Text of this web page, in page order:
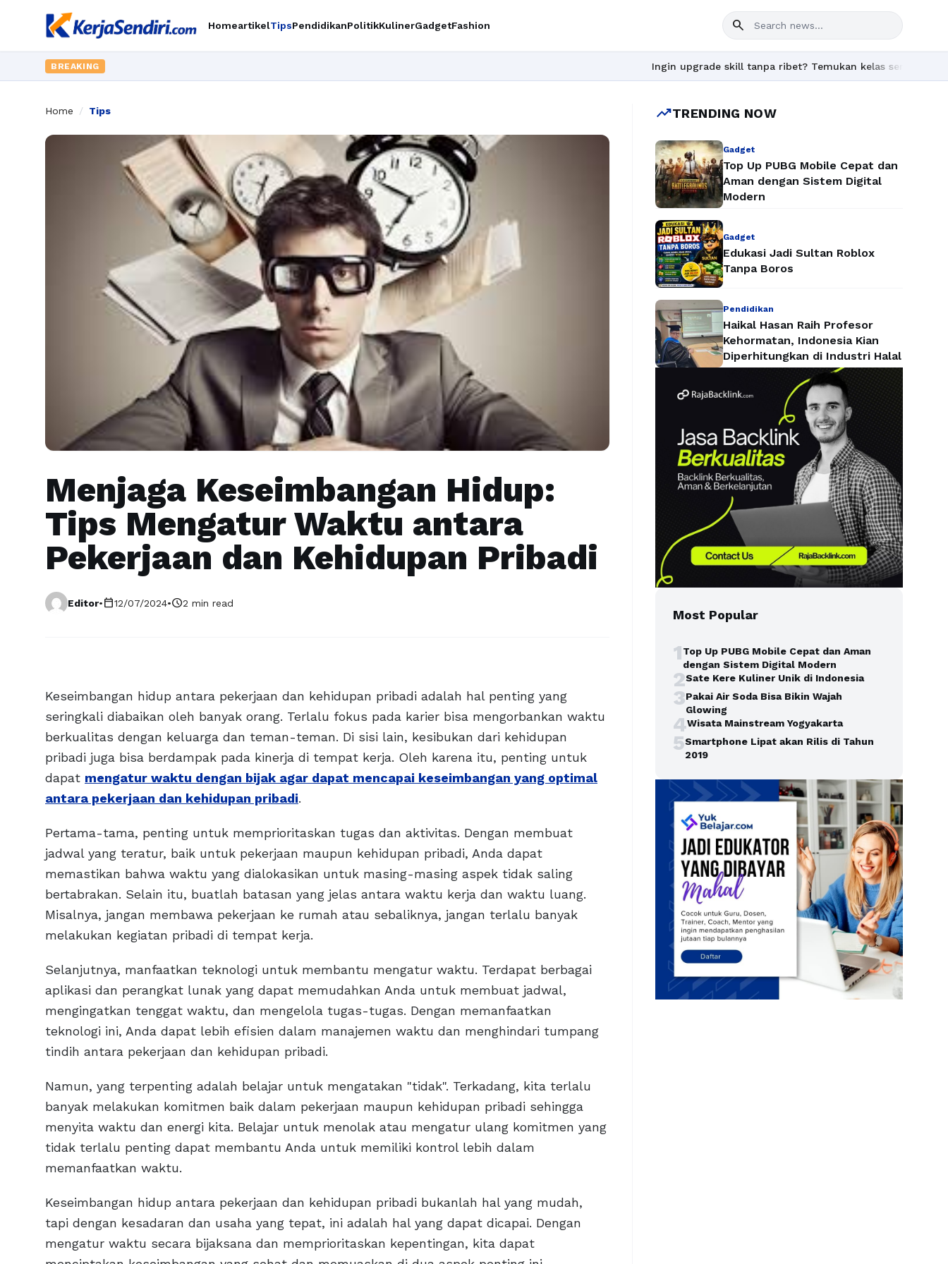
HomeartikelTipsPendidikanPolitikKulinerGadgetFashion search
BREAKING Ingin upgrade skill tanpa ribet? Temukan kelas seru dan materi
Home / Tips
Menjaga Keseimbangan Hidup:
Tips Mengatur Waktu antara
Pekerjaan dan Kehidupan Pribadi
Editor•calendar_today12/07/2024•schedule2 min read
Keseimbangan hidup antara pekerjaan dan kehidupan pribadi adalah hal penting yang
seringkali diabaikan oleh banyak orang. Terlalu fokus pada karier bisa mengorbankan waktu
berkualitas dengan keluarga dan teman-teman. Di sisi lain, kesibukan dari kehidupan
pribadi juga bisa berdampak pada kinerja di tempat kerja. Oleh karena itu, penting untuk
dapat mengatur waktu dengan bijak agar dapat mencapai keseimbangan yang optimal
antara pekerjaan dan kehidupan pribadi.
Pertama-tama, penting untuk memprioritaskan tugas dan aktivitas. Dengan membuat
jadwal yang teratur, baik untuk pekerjaan maupun kehidupan pribadi, Anda dapat
memastikan bahwa waktu yang dialokasikan untuk masing-masing aspek tidak saling
bertabrakan. Selain itu, buatlah batasan yang jelas antara waktu kerja dan waktu luang.
Misalnya, jangan membawa pekerjaan ke rumah atau sebaliknya, jangan terlalu banyak
melakukan kegiatan pribadi di tempat kerja.
Selanjutnya, manfaatkan teknologi untuk membantu mengatur waktu. Terdapat berbagai
aplikasi dan perangkat lunak yang dapat memudahkan Anda untuk membuat jadwal,
mengingatkan tenggat waktu, dan mengelola tugas-tugas. Dengan memanfaatkan
teknologi ini, Anda dapat lebih efisien dalam manajemen waktu dan menghindari tumpang
tindih antara pekerjaan dan kehidupan pribadi.
Namun, yang terpenting adalah belajar untuk mengatakan "tidak". Terkadang, kita terlalu
banyak melakukan komitmen baik dalam pekerjaan maupun kehidupan pribadi sehingga
menyita waktu dan energi kita. Belajar untuk menolak atau mengatur ulang komitmen yang
tidak terlalu penting dapat membantu Anda untuk memiliki kontrol lebih dalam
memanfaatkan waktu.
Keseimbangan hidup antara pekerjaan dan kehidupan pribadi bukanlah hal yang mudah,
tapi dengan kesadaran dan usaha yang tepat, ini adalah hal yang dapat dicapai. Dengan
mengatur waktu secara bijaksana dan memprioritaskan kepentingan, kita dapat
trending_upTRENDING NOW
Gadget
Top Up PUBG Mobile Cepat dan
Aman dengan Sistem Digital
Modern
Gadget
Edukasi Jadi Sultan Roblox
Tanpa Boros
Pendidikan
Haikal Hasan Raih Profesor
Kehormatan, Indonesia Kian
Diperhitungkan di Industri Halal
Most Popular
1Top Up PUBG Mobile Cepat dan Aman
dengan Sistem Digital Modern
2Sate Kere Kuliner Unik di Indonesia
3Pakai Air Soda Bisa Bikin Wajah
Glowing
4Wisata Mainstream Yogyakarta
5Smartphone Lipat akan Rilis di Tahun
2019